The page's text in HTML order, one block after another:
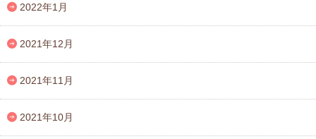
2022年1月
2021年12月
2021年11月
2021年10月